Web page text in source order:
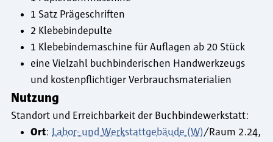
1 Satz Prägeschriften
2 Klebebindepulte
1 Klebebindemaschine für Auflagen ab 20 Stück
eine Vielzahl buchbinderischen Handwerkzeugs
und kostenpflichtiger Verbrauchsmaterialien
Nutzung
Standort und Erreichbarkeit der Buchbindewerkstatt:
Ort: Labor- und Werkstattgebäude (W)/Raum 2.24,